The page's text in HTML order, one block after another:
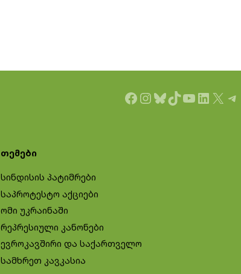
Facebook
Instagram
Bluesky
TikTok
YouTube
X
თემები
სინდისის პატიმრები
საპროტესტო აქციები
ომი უკრაინაში
რეპრესიული კანონები
ევროკავშირი და საქართველო
სამხრეთ კავკასია